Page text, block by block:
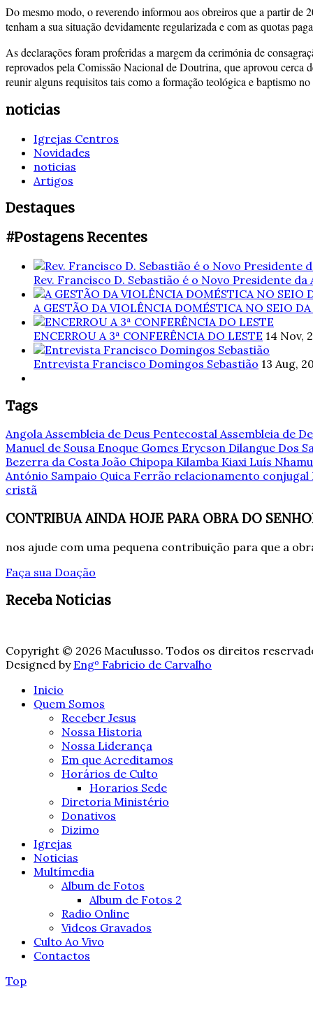
Do mesmo modo, o reverendo informou aos obreiros que a partir de
tenham a sua situação devidamente regularizada e com as quotas
As declarações foram proferidas a margem da cerimónia de
reprovados pela Comissão Nacional de Doutrina, que aprovou cerca
reunir alguns requisitos tais como a formação teológica e baptismo
noticias
Igrejas Centros
Novidades
noticias
Artigos
Destaques
#Postagens Recentes
Rev. Francisco D. Sebastião é o Novo Presidente da
A GESTÃO DA VIOLÊNCIA DOMÉSTICA NO SEIO
ENCERROU A 3ª CONFERÊNCIA DO LESTE 14 Nov,
Entrevista Francisco Domingos Sebastião 13 Aug,
Tags
Angola Assembleia de Deus Pentecostal Assembleia de
Manuel de Sousa Enoque Gomes Erycson Dilangue Dos
Bezerra da Costa João Chipopa Kilamba Kiaxi Luís
António Sampaio Quica Ferrão relacionamento conjugal
cristã
CONTRIBUA AINDA HOJE PARA OBRA DO
nos ajude com uma pequena contribuição para que a
Faça sua Doação
Receba Noticias
Copyright © 2026 Maculusso. Todos os direitos
Designed by Engº Fabricio de Carvalho
Inicio
Quem Somos
Receber Jesus
Nossa Historia
Nossa Liderança
Em que Acreditamos
Horários de Culto
Horarios Sede
Diretoria Ministério
Donativos
Dizimo
Igrejas
Noticias
Multímedia
Album de Fotos
Album de Fotos 2
Radio Online
Videos Gravados
Culto Ao Vivo
Contactos
Top